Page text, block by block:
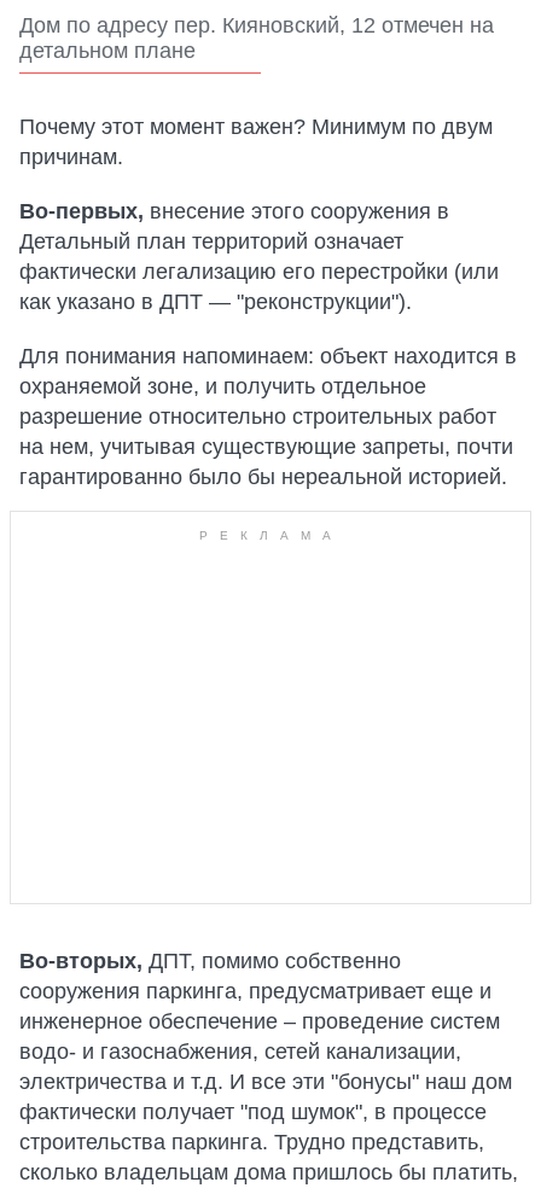
Дом по адресу пер. Кияновский, 12 отмечен на
детальном плане
Почему этот момент важен? Минимум по двум
причинам.
Во-первых, внесение этого сооружения в
Детальный план территорий означает
фактически легализацию его перестройки (или
как указано в ДПТ — "реконструкции").
Для понимания напоминаем: объект находится в
охраняемой зоне, и получить отдельное
разрешение относительно строительных работ
на нем, учитывая существующие запреты, почти
гарантированно было бы нереальной историей.
Во-вторых, ДПТ, помимо собственно
сооружения паркинга, предусматривает еще и
инженерное обеспечение – проведение систем
водо- и газоснабжения, сетей канализации,
электричества и т.д. И все эти "бонусы" наш дом
фактически получает "под шумок", в процессе
строительства паркинга. Трудно представить,
сколько владельцам дома пришлось бы платить,